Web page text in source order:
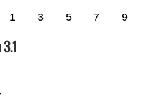
1 3 5 7 9